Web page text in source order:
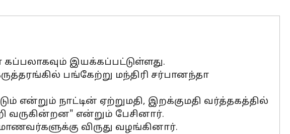
இயக்கப்பட்டுள்ளது.
பங்கேற்று மந்திரி சர்பானந்தா
நாட்டின் ஏற்றுமதி, இறக்குமதி வர்த்தகத்தில்
வருகின்றன" என்றும் பேசினார்.
விருது வழங்கினார்.